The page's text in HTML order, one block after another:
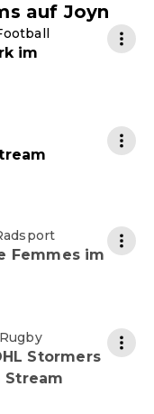
auf Joyn
im
Femmes im
Stormers
Stream